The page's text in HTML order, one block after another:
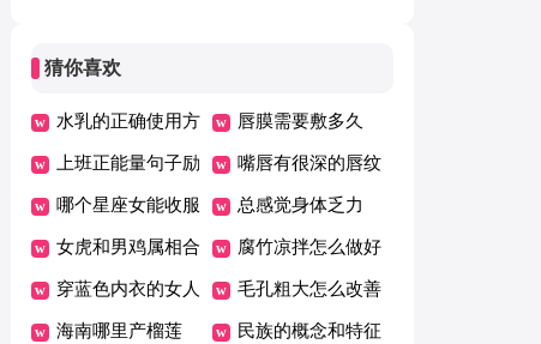
猜你喜欢
水乳的正确使用方
法
唇膜需要敷多久
上班正能量句子励
志短句子
嘴唇有很深的唇纹
怎么办
哪个星座女能收服
射手男
总感觉身体乏力
女虎和男鸡属相合
不合婚姻
腐竹凉拌怎么做好
吃最简单的方法
穿蓝色内衣的女人
什么性格
毛孔粗大怎么改善
呢
海南哪里产榴莲 民族的概念和特征